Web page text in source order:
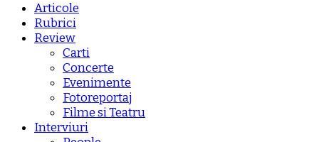
Articole
Rubrici
Review
Carti
Concerte
Evenimente
Fotoreportaj
Filme si Teatru
Interviuri